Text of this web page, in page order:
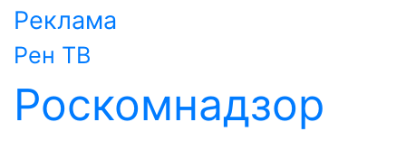
Реклама
Рен ТВ
Роскомнадзор